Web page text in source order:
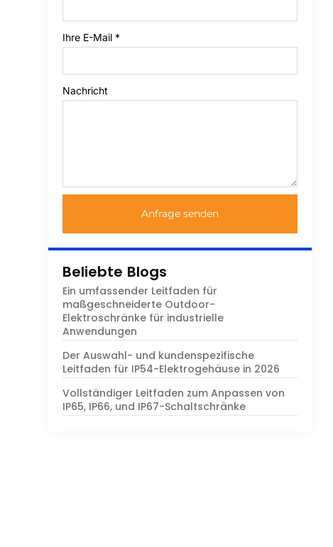
Ihre E-Mail *
Nachricht
Anfrage senden
Beliebte Blogs
Ein umfassender Leitfaden für
maßgeschneiderte Outdoor-
Elektroschränke für industrielle
Anwendungen
Der Auswahl- und kundenspezifische
Leitfaden für IP54-Elektrogehäuse in 2026
Vollständiger Leitfaden zum Anpassen von
IP65, IP66, und IP67-Schaltschränke